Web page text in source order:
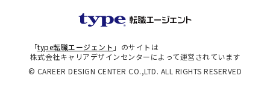
「type転職エージェント 」のサイトは
株式会社キャリアデザインセンターによって運営されています
© CAREER DESIGN CENTER CO.,LTD. ALL RIGHTS RESERVED